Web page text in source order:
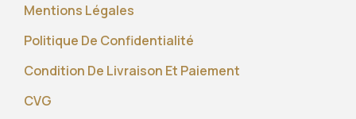
Mentions Légales
Politique De Confidentialité
Condition De Livraison Et Paiement
CVG